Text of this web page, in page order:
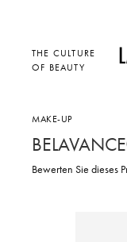
THE CULTURE
OF BEAUTY
MAKE-UP
Bewerten Sie dieses